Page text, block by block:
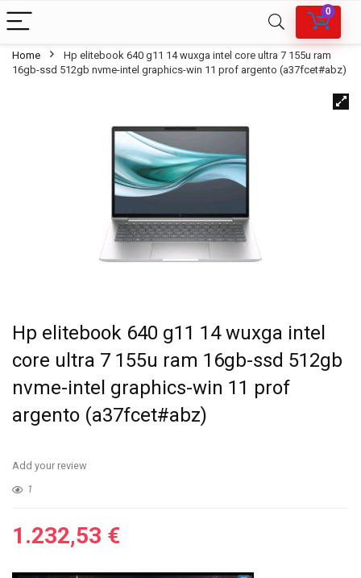
0
Home
Hp elitebook 640 g11 14 wuxga intel core ultra 7 155u ram
16gb-ssd 512gb nvme-intel graphics-win 11 prof argento (a37fcet#abz)
Hp elitebook 640 g11 14 wuxga intel
core ultra 7 155u ram 16gb-ssd 512gb
nvme-intel graphics-win 11 prof
argento (a37fcet#abz)
Add your review
1
1.232,53 €